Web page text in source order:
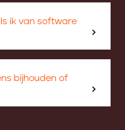
ik van software
bijhouden of